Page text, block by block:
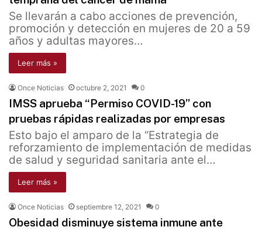
Se llevarán a cabo acciones de prevención,
promoción y detección en mujeres de 20 a 59
años y adultas mayores…
Leer más »
Once Noticias octubre 2, 2021 0
IMSS aprueba “Permiso COVID-19” con
pruebas rápidas realizadas por empresas
Esto bajo el amparo de la “Estrategia de
reforzamiento de implementación de medidas
de salud y seguridad sanitaria ante el…
Leer más »
Once Noticias septiembre 12, 2021 0
Obesidad disminuye sistema inmune ante